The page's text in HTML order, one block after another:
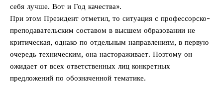
себя лучше. Вот и Год качества».
При этом Президент отметил, то ситуация с профессорско-
преподавательским составом в высшем образовании не
критическая, однако по отдельным направлениям, в первую
очередь техническим, она настораживает. Поэтому он
ожидает от всех ответственных лиц конкретных
предложений по обозначенной тематике.